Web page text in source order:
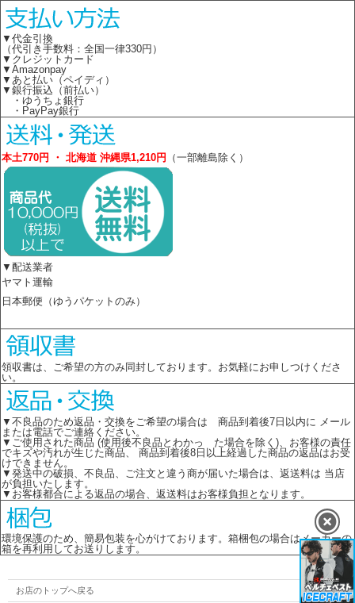
▼代金引換
（代引き手数料：全国一律330円）
▼クレジットカード
▼Amazonpay
▼あと払い（ペイディ）
▼銀行振込（前払い）
・ゆうちょ銀行
・PayPay銀行
本土770円 ・ 北海道 沖縄県1,210円 （一部離島除く）
▼配送業者
ヤマト運輸
日本郵便（ゆうパケットのみ）
領収書は、ご希望の方のみ同封しております。お気軽にお申しつけくださ
い。
▼不良品のため返品・交換をご希望の場合は 商品到着後7日以内に メール
または電話でご連絡ください。
▼ご使用された商品 (使用後不良品とわかっ た場合を除く)、お客様の責任
でキズや汚れが生じた商品、 商品到着後8日以上経過した商品の返品はお受
けできません。
▼発送中の破損、不良品、ご注文と違う商が届いた場合は、返送料は 当店
が負担いたします。
▼お客様都合による返品の場合、返送料はお客様負担となります。
環境保護のため、簡易包装を心がけております。箱梱包の場合はメーカーの
箱を再利用してお送りします。
お店のトップへ戻る